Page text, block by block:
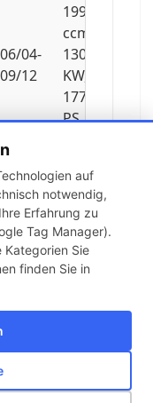
auf
notwendig,
Erfahrung zu
Tag Manager).
Kategorien Sie
finden Sie in
04-
12
1995
ccm,
130
KW,
177
PS
02-
02
ccm,
120
KW,
163
PS
03
170
AGBWiderruf